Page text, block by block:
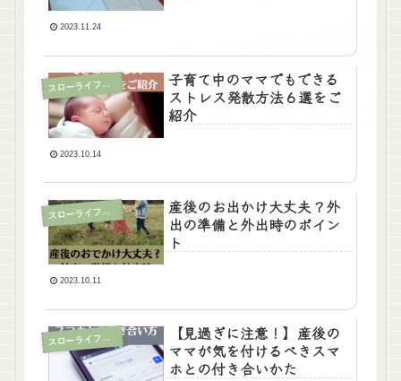
2023.11.24
ス ローライフな子育て
子育て中のママでもできる
ストレス発散方法６選をご
紹介
2023.10.14
ス ローライフな子育て
産後のお出かけ大丈夫？外
出の準備と外出時のポイン
ト
2023.10.11
ス ローライフな子育て
【見過ぎに注意！】産後の
ママが気を付けるべきスマ
ホとの付き合いかた